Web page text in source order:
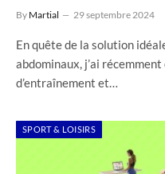
By Martial 29 septembre 2024
En quête de la solution
abdominaux, j’ai
d’entraînement et…
SPORT & LOISIRS